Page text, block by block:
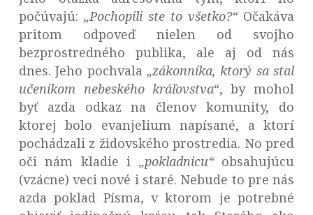
počúvajú: „Pochopili ste to všetko?“Očakáva
pritom odpoveď nielen od svojho
bezprostredného publika, ale aj od nás
dnes. Jeho pochvala „zákonníka, ktorý sa stal
učeníkom nebeského kráľovstva“, by mohol
byť azda odkaz na členov komunity, do
ktorej bolo evanjelium napísané, a ktorí
pochádzali z židovského prostredia. No pred
oči nám kladie i „pokladnicu“obsahujúcu
(vzácne) veci nové i staré. Nebude to pre nás
azda poklad Písma, v ktorom je potrebné